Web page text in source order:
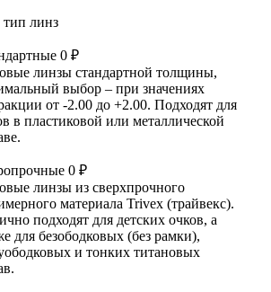
линз
0 ₽
линзы стандартной толщины,
выбор – при значениях
от -2.00 до +2.00. Подходят для
в пластиковой или металлической
0 ₽
линзы из сверхпрочного
материала Trivex (трайвекс).
подходят для детских очков, а
для безободковых (без рамки),
и тонких титановых